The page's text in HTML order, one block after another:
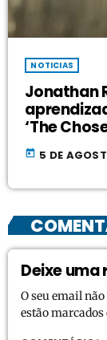
NOTICIAS
Jonathan
‘The
today 5 DE
Deixe
O seu email
estão